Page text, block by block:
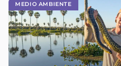
MEDIO AMBIENTE